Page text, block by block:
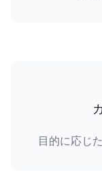
目的に応じ